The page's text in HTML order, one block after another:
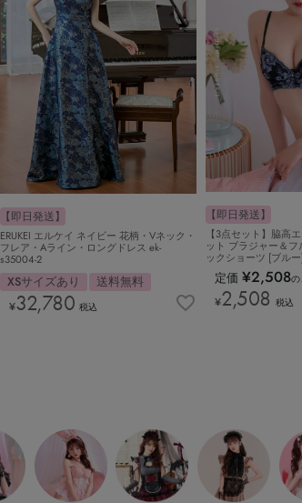
【即日発送】
ERUKEI エルケイ ネイビー 花柄・Vネック・
フレア・Aライン・ロングドレス ek-
s35004-2
XSサイズあり 送料無料
¥32,780 税込
【即日発送】
【3点セット】脇高
ット ブラジャー＆
ックショーツ [ブルー
定価 ¥2,508の
¥2,508 税込